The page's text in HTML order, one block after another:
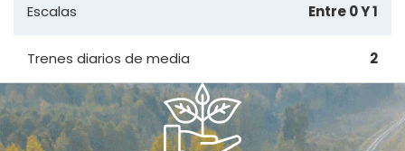
Escalas Entre 0 Y 1
Trenes diarios de media 2